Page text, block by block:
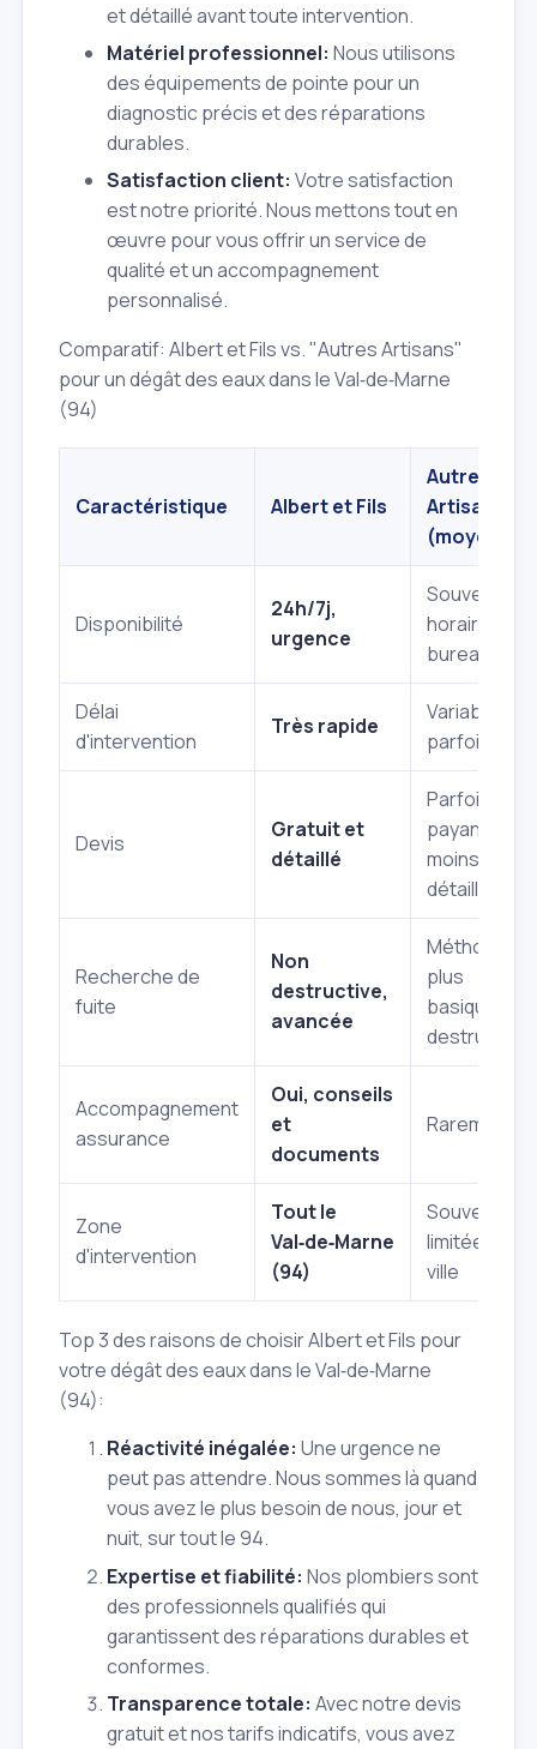
et détaillé avant toute intervention.
Matériel professionnel: Nous utilisons
des équipements de pointe pour un
diagnostic précis et des réparations
durables.
Satisfaction client: Votre satisfaction
est notre priorité. Nous mettons tout en
œuvre pour vous offrir un service de
qualité et un accompagnement
personnalisé.
Comparatif: Albert et Fils vs. "Autres Artisans"
pour un dégât des eaux dans le Val‑de‑Marne
(94)
Caractéristique Albert et Fils
Autres
Artisans
(moyenne)
Disponibilité
24h/7j,
urgence
Souvent
horaires de
bureau
Délai
d'intervention
Très rapide
Variable,
parfois long
Devis
Gratuit et
détaillé
Parfois
payant,
moins
détaillé
Recherche de
fuite
Non
destructive,
avancée
Méthodes
plus
basiques ou
Accompagnement
assurance
Oui, conseils
et
documents
Rarement
Zone
d'intervention
Tout le
Val‑de‑Marne
(94)
Souvent
limitée à une
ville
Top 3 des raisons de choisir Albert et Fils pour
votre dégât des eaux dans le Val‑de‑Marne
(94):
Réactivité inégalée: Une urgence ne
peut pas attendre. Nous sommes là quand
vous avez le plus besoin de nous, jour et
nuit, sur tout le 94.
Expertise et fiabilité: Nos plombiers sont
des professionnels qualifiés qui
garantissent des réparations durables et
conformes.
Transparence totale: Avec notre devis
gratuit et nos tarifs indicatifs, vous avez